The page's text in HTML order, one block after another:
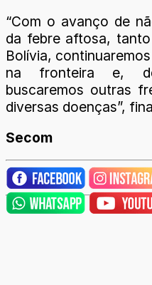
“Com o avanço de
da febre aftosa,
Bolívia,
na fronteira e,
buscaremos outras
diversas doenças”,
Secom